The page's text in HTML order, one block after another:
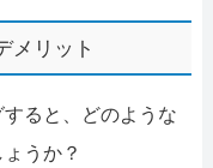
メリット
ると、どのような
うか？